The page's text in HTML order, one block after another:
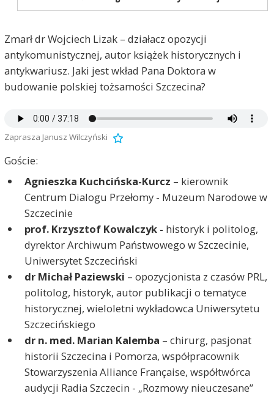
Zmarł dr Wojciech Lizak – działacz opozycji
antykomunistycznej, autor książek historycznych i
antykwariusz. Jaki jest wkład Pana Doktora w
budowanie polskiej tożsamości Szczecina?
Zaprasza Janusz Wilczyński
Goście:
Agnieszka Kuchcińska-Kurcz – kierownik
Centrum Dialogu Przełomy - Muzeum Narodowe w
Szczecinie
prof. Krzysztof Kowalczyk - historyk i politolog,
dyrektor Archiwum Państwowego w Szczecinie,
Uniwersytet Szczeciński
dr Michał Paziewski – opozycjonista z czasów PRL,
politolog, historyk, autor publikacji o tematyce
historycznej, wieloletni wykładowca Uniwersytetu
Szczecińskiego
dr n. med. Marian Kalemba – chirurg, pasjonat
historii Szczecina i Pomorza, współpracownik
Stowarzyszenia Alliance Française, współtwórca
audycji Radia Szczecin - „Rozmowy nieuczesane”